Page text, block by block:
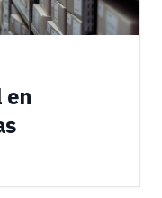
en